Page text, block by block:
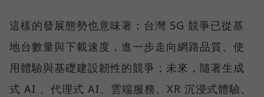
這樣的發展態勢也意味著：台灣 5G 競爭已從基
地台數量與下載速度，進一步走向網路品質、使
用體驗與基礎建設韌性的競爭；未來，隨著生成
式 AI 、代理式 AI、雲端服務、XR 沉浸式體驗、